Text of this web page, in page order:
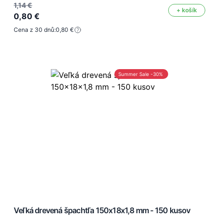
1,14 €
0,80 €
+ košík
Cena z 30 dnů:0,80 €
Summer Sale -30%
Veľká drevená špachtľa 150x18x1,8 mm - 150 kusov